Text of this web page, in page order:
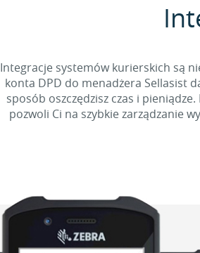
Integracje systemów kurierskich są
konta DPD do menadżera Sellasist
sposób oszczędzisz czas i
pozwoli Ci na szybkie zarządzanie